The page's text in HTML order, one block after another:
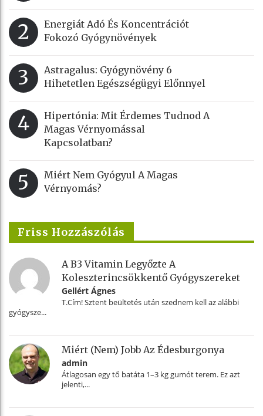
2
Energiát Adó És Koncentrációt
Fokozó Gyógynövények
3
Astragalus: Gyógynövény 6
Hihetetlen Egészségügyi Előnnyel
4
Hipertónia: Mit Érdemes Tudnod A
Magas Vérnyomással
Kapcsolatban?
5
Miért Nem Gyógyul A Magas
Vérnyomás?
Friss Hozzászólás
A B3 Vitamin Legyőzte A
Koleszterincsökkentő Gyógyszereket
Gellért Ágnes
T.Cím! Sztent beültetés után szednem kell az alábbi
gyógysze...
Miért (nem) Jobb Az Édesburgonya
admin
Átlagosan egy tő batáta 1–3 kg gumót terem. Ez azt
jelenti,...